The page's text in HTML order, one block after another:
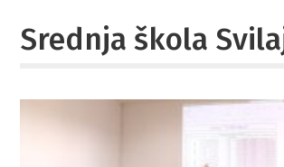
Srednja škola